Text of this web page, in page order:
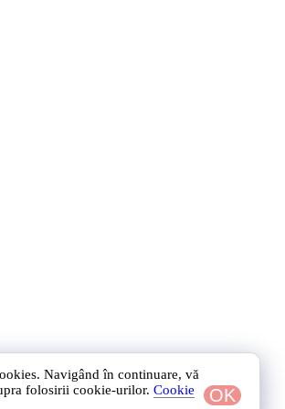
OK
Navigând în continuare, vă
folosirii cookie-urilor.Cookie